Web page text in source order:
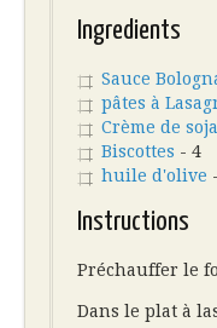
Ingredients
Sauce
pâtes à
Crème de
Biscottes - 4
huile d'olive
Instructions
Préchauffer le
Dans le plat à